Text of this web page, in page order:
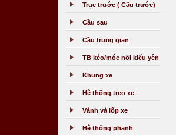
Trục trước ( Cầu trước)
Cầu sau
Cầu trung gian
TB kéo/móc nối kiểu yên
Khung xe
Hệ thống treo xe
Vành và lốp xe
Hệ thống phanh